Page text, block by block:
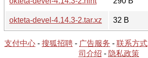
okteta-devel-4.14.3-2.tar.xz
32 B
支付中心 - 搜狐招聘 - 广告服务 - 联系方式
司介绍 - 隐私政策